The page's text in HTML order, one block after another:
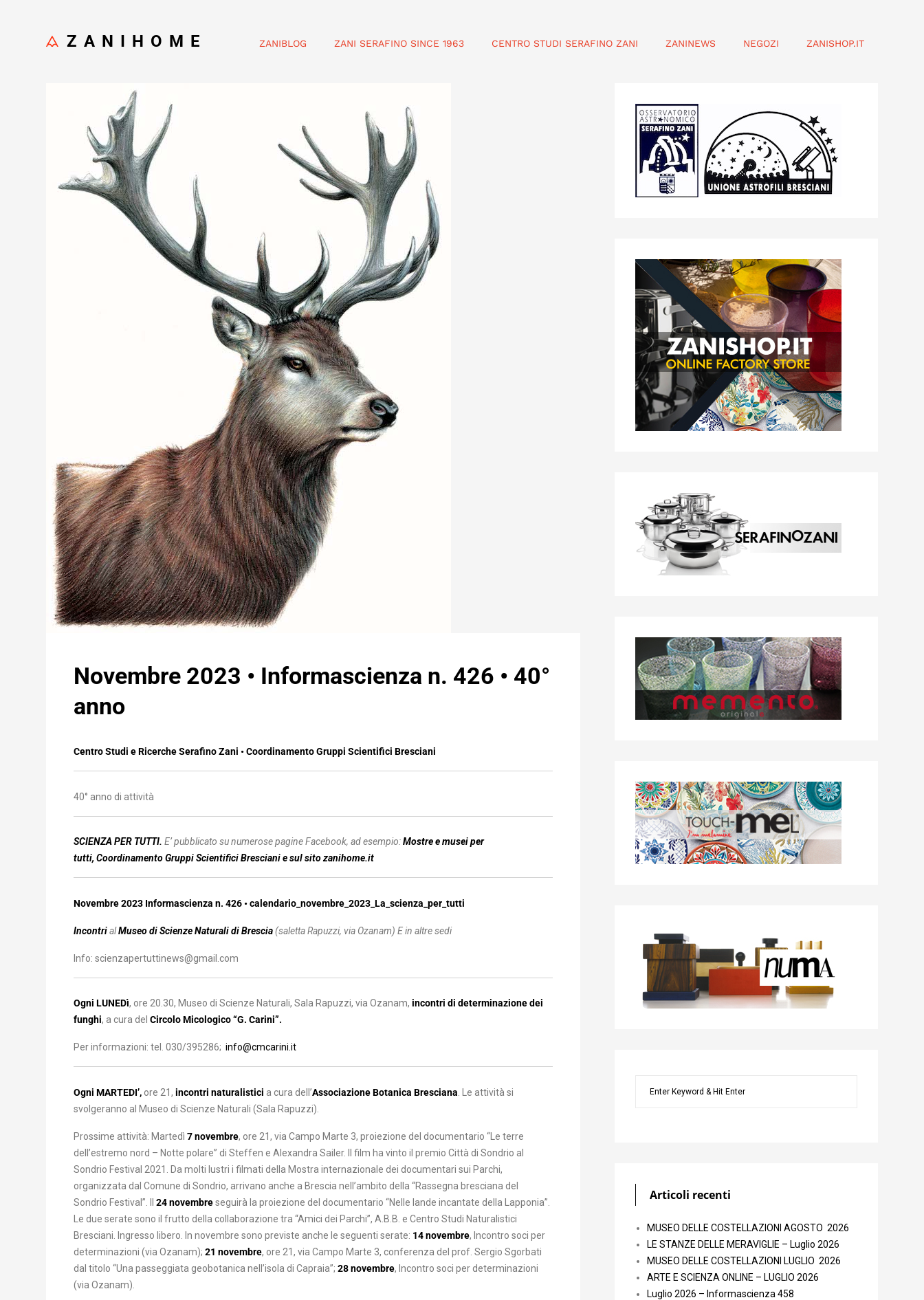
ZANIHOME ZANIBLOG ZANI SERAFINO SINCE 1963 CENTRO STUDI SERAFINO ZANI ZANINEWS NEGOZI ZANISHOP.IT
Novembre 2023 • Informascienza n. 426 • 40°
anno
Centro Studi e Ricerche Serafino Zani •Coordinamento Gruppi Scientifici Bresciani
40° anno di attività
SCIENZA PER TUTTI. E’ pubblicato su numerose pagine Facebook, ad esempio:Mostre e musei per
tutti, Coordinamento Gruppi Scientifici Bresciani e sul sitozanihome.it
Novembre 2023 Informascienza n. 426 •calendario_novembre_2023_La_scienza_per_tutti
IncontrialMuseo di Scienze Naturali di Brescia(saletta Rapuzzi, via Ozanam) Ein altre sedi
Info: scienzapertuttinews@gmail.com
Ogni LUNEDì, ore 20.30, Museo di Scienze Naturali, Sala Rapuzzi, via Ozanam, incontri di determinazione dei
funghi, a cura del Circolo Micologico “G. Carini”.
Per informazioni: tel. 030/395286; info@cmcarini.it
Ogni MARTEDI’, ore 21, incontri naturalistici a cura dell’Associazione Botanica Bresciana . Le attività si
svolgeranno al Museo di Scienze Naturali (Sala Rapuzzi).
Prossime attività: Martedì 7 novembre, ore 21, via Campo Marte 3, proiezione del documentario “Le terre
dell’estremo nord – Notte polare” di Steffen e Alexandra Sailer. Il film ha vinto il premio Città di Sondrio al
Sondrio Festival 2021. Da molti lustri i filmati della Mostra internazionale dei documentari sui Parchi,
organizzata dal Comune di Sondrio, arrivano anche a Brescia nell’ambito della “Rassegna bresciana del
Sondrio Festival”. Il 24 novembreseguirà la proiezione del documentario “Nelle lande incantate della Lapponia”.
Le due serate sono il frutto della collaborazione tra “Amici dei Parchi”, A.B.B. e Centro Studi Naturalistici
Bresciani. Ingresso libero. In novembre sono previste anche le seguenti serate: 14 novembre, Incontro soci per
determinazioni (via Ozanam); 21 novembre, ore 21, via Campo Marte 3, conferenza del prof. Sergio Sgorbati
dal titolo “Una passeggiata geobotanica nell’isola di Capraia”; 28 novembre, Incontro soci per determinazioni
(via Ozanam).
Articoli recenti
MUSEO DELLE COSTELLAZIONI AGOSTO 2026
LE STANZE DELLE MERAVIGLIE – Luglio 2026
MUSEO DELLE COSTELLAZIONI LUGLIO 2026
ARTE E SCIENZA ONLINE – LUGLIO 2026
Luglio 2026 – Informascienza 458